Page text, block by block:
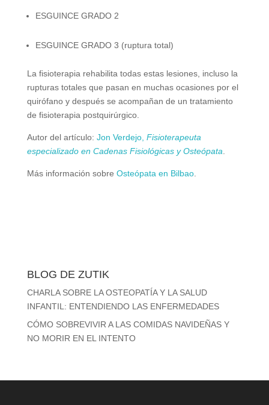
ESGUINCE GRADO 2
ESGUINCE GRADO 3 (ruptura total)
La fisioterapia rehabilita todas estas lesiones, incluso la
rupturas totales que pasan en muchas ocasiones por el
quirófano y después se acompañan de un tratamiento
de fisioterapia postquirúrgico.
Autor del artículo: Jon Verdejo, Fisioterapeuta
especializado en Cadenas Fisiológicas y Osteópata
Más información sobre Osteópata en Bilbao.
BLOG DE ZUTIK
CHARLA SOBRE LA OSTEOPATÍA Y LA SALUD
INFANTIL: ENTENDIENDO LAS ENFERMEDADES
CÓMO SOBREVIVIR A LAS COMIDAS NAVIDEÑAS Y
NO MORIR EN EL INTENTO